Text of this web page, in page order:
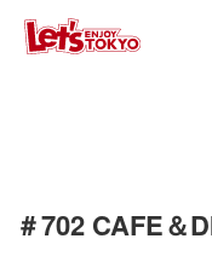
＃702 CAFE＆